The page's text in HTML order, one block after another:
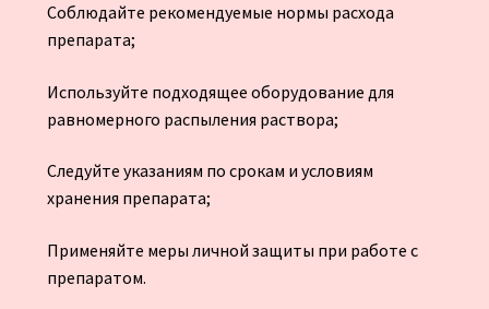
Соблюдайте рекомендуемые нормы расхода
препарата;
Используйте подходящее оборудование для
равномерного распыления раствора;
Следуйте указаниям по срокам и условиям
хранения препарата;
Применяйте меры личной защиты при работе с
препаратом.